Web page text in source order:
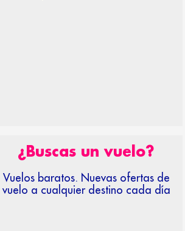
¿Buscas un vuelo?
Vuelos baratos. Nuevas ofertas de
vuelo a cualquier destino cada día